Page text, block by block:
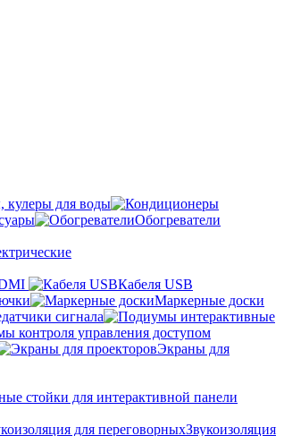
кулеры для воды
Обогреватели
Кабеля USB
Маркерные доски
сигнала
контроля управления доступом
Экраны для
стойки для интерактивной панели
Звукоизоляция